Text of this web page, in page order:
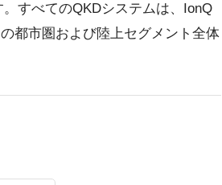
すべてのQKDシステムは、IonQ
都市圏および陸上セグメント全体